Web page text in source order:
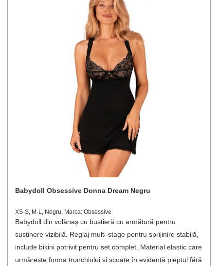
Babydoll Obsessive Donna Dream Negru
XS-S, M-L, Negru, Marca: Obsessive
Babydoll din volănaș cu bustieră cu armătură pentru
susținere vizibilă. Reglaj multi-stage pentru sprijinire stabilă,
include bikini potrivit pentru set complet. Material elastic care
urmărește forma trunchiului și scoate în evidență pieptul fără